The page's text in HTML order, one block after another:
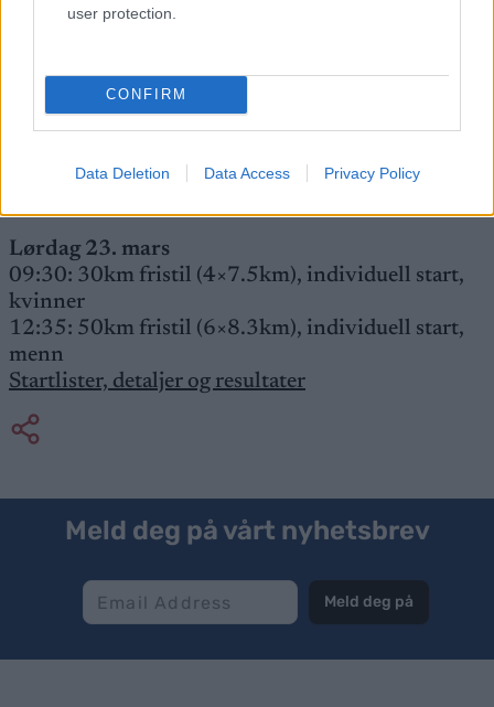
user protection.
CONFIRM
Data Deletion Data Access Privacy Policy
Startlister, detaljer og resultater
Fredag 22. mars
09:40: 5km, para sittende
10:20: 5km klassisk, individuell start, kvinner
13:10: 10km klassisk, individuell start, menn
Startlister, detaljer og resultater
Lørdag 23. mars
09:30: 30km fristil (4×7.5km), individuell start,
kvinner
12:35: 50km fristil (6×8.3km), individuell start,
menn
Startlister, detaljer og resultater
Meld deg på vårt nyhetsbrev
Meld deg på